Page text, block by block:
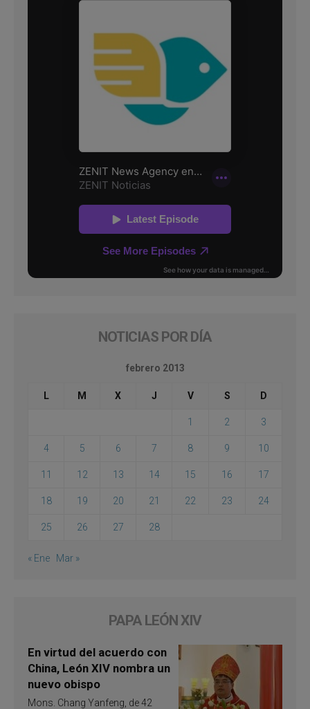
NOTICIAS POR DÍA
febrero 2013
L M X J V S D
1 2 3
4 5 6 7 8 9 10
11 12 13 14 15 16 17
18 19 20 21 22 23 24
25 26 27 28
« Ene Mar »
PAPA LEÓN XIV
En virtud del acuerdo con
China, León XIV nombra un
nuevo obispo
Mons. Chang Yanfeng, de 42